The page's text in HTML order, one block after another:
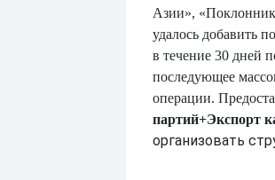
Азии»,
удалось добавить
в течение 30 дней
последующее
операции.
партий+Экспорт
организовать